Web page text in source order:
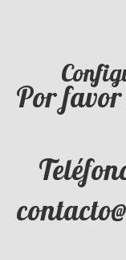
Por favor